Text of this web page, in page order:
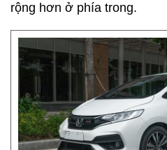
rộng hơn ở phía trong.